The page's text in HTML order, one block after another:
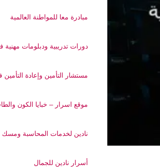
مبادرة معا للمواطنة العالمية
دورات تدريبية ودبلومات مهنية
مستشار التأمين وإعادة التأمين
موقع اسرار – خبايا الكون
نادين لخدمات المحاسبة ومسك
أسرار نادين للجمال